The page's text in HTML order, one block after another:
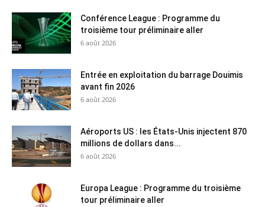
Conférence League : Programme du
troisième tour préliminaire aller
6 août 2026
Entrée en exploitation du barrage Douimis
avant fin 2026
6 août 2026
Aéroports US : les États-Unis injectent 870
millions de dollars dans...
6 août 2026
Europa League : Programme du troisième
tour préliminaire aller